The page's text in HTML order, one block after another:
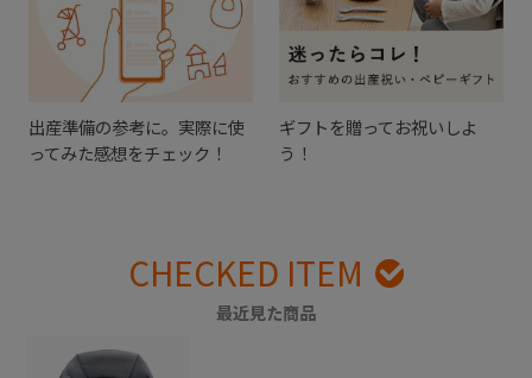
出産準備の参考に。実際に使
ってみた感想をチェック！
ギフトを贈ってお祝いしよ
う！
CHECKED ITEM
最近見た商品